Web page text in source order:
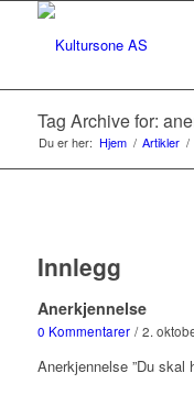
Tag Archive for:
Du er her: Hjem / Artikler /
Innlegg
Anerkjennelse
0 Kommentarer / 2.
Anerkjennelse ”Du